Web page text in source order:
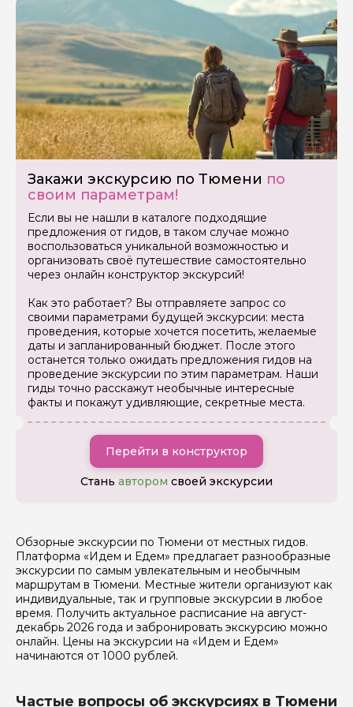
Закажи экскурсию по Тюмени по
своим параметрам!
Если вы не нашли в каталоге подходящие
предложения от гидов, в таком случае можно
воспользоваться уникальной возможностью и
организовать своё путешествие самостоятельно
через онлайн конструктор экскурсий!
Как это работает? Вы отправляете запрос со
своими параметрами будущей экскурсии: места
проведения, которые хочется посетить, желаемые
даты и запланированный бюджет. После этого
останется только ожидать предложения гидов на
проведение экскурсии по этим параметрам. Наши
гиды точно расскажут необычные интересные
факты и покажут удивляющие, секретные места.
Перейти в конструктор
Стань автором своей экскурсии
Обзорные экскурсии по Тюмени от местных гидов.
Платформа «Идем и Едем» предлагает разнообразные
экскурсии по самым увлекательным и необычным
маршрутам в Тюмени. Местные жители организуют как
индивидуальные, так и групповые экскурсии в любое
время. Получить актуальное расписание на август-
декабрь 2026 года и забронировать экскурсию можно
онлайн. Цены на экскурсии на «Идем и Едем»
начинаются от 1000 рублей.
Частые вопросы об экскурсиях в Тюмени
Задайте свой вопрос гиду
Как вас зовут
Ваша электронная почта
Ваш номер телефона
Вопросы и комментарии
Если у вас есть интересующие вопросы, можете их
задать
Я даю своё согласие на обработку персональных
данных
Отправить